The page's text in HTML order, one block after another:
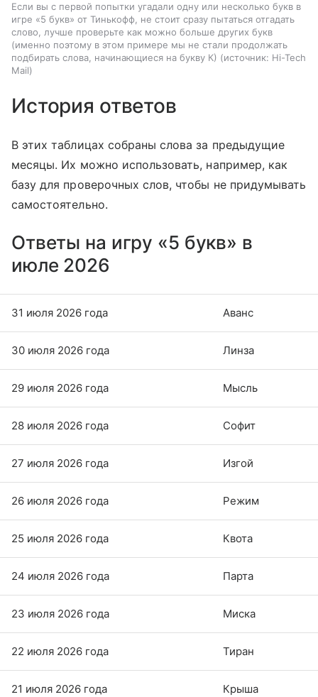
Если вы с первой попытки угадали одну или несколько букв в
игре «5 букв» от Тинькофф, не стоит сразу пытаться отгадать
слово, лучше проверьте как можно больше других букв
(именно поэтому в этом примере мы не стали продолжать
подбирать слова, начинающиеся на букву К)
источник: Hi-Tech
Mail
История ответов
В этих таблицах собраны слова за предыдущие
месяцы. Их можно использовать, например, как
базу для проверочных слов, чтобы не придумывать
самостоятельно.
Ответы на игру «5 букв» в
июле 2026
31 июля 2026 года Аванс
30 июля 2026 года Линза
29 июля 2026 года Мысль
28 июля 2026 года Софит
27 июля 2026 года Изгой
26 июля 2026 года Режим
25 июля 2026 года Квота
24 июля 2026 года Парта
23 июля 2026 года Миска
22 июля 2026 года Тиран
21 июля 2026 года Крыша